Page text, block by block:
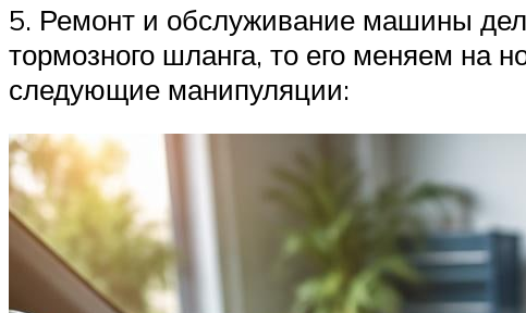
5. Ремонт и обслуживание машины
тормозного шланга, то его меняем на
следующие манипуляции: